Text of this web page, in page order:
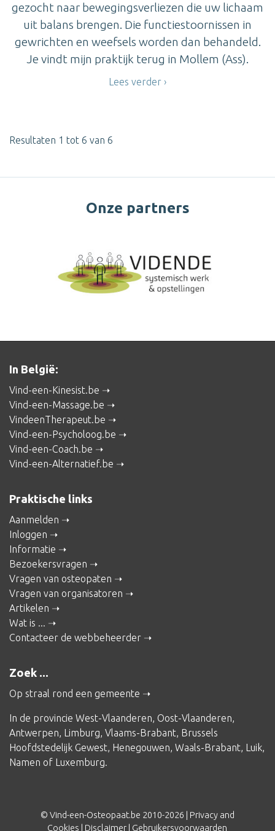
gezocht naar bewegingsverliezen die uw lichaam
uit balans brengen. Die functiestoornissen in
gewrichten en weefsels worden dan behandeld.
Je vindt mijn praktijk terug in Mollem (Ass).
Lees verder
Resultaten 1 tot 6 van 6
Onze partners
In België:
Vind-een-Kinesist.be
Vind-een-Massage.be
VindeenTherapeut.be
Vind-een-Psycholoog.be
Vind-een-Coach.be
Vind-een-Alternatief.be
Praktische links
Aanmelden
Inloggen
Informatie
Bezoekersvragen
Vragen van osteopaten
Vragen van organisatoren
Artikelen
Wat is ...
Contacteer de webbeheerder
Zoek ...
Op straal rond een gemeente
In de provincie West-Vlaanderen, Oost-Vlaanderen,
Antwerpen, Limburg, Vlaams-Brabant, Brussels
Hoofdstedelijk Gewest, Henegouwen, Waals-Brabant, Luik,
Namen of Luxemburg.
© Vind-een-Osteopaat.be 2010-2026 | Privacy and
Cookies
Disclaimer Gebruikersvoorwaarden